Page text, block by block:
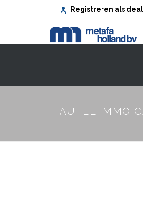
Registreren als
VEILIG WONEN
AUTEL IMMO